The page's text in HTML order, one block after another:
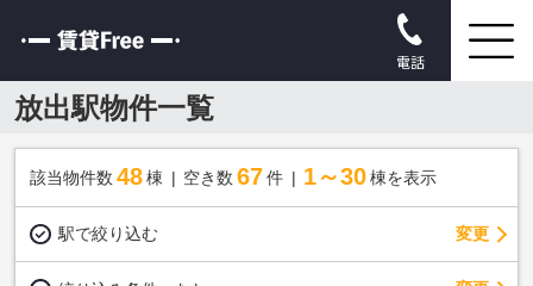
電話
放出駅物件一覧
該当物件数 48棟 空き数 67 件 1～30 棟を表示
駅で絞り込む 変更